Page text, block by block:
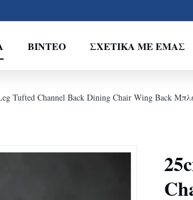
ΒΊΝΤΕΟ ΣΧΕΤΙΚΆ ΜΕ ΕΜΆΣ
Tufted Channel Back Dining Chair Wing Back